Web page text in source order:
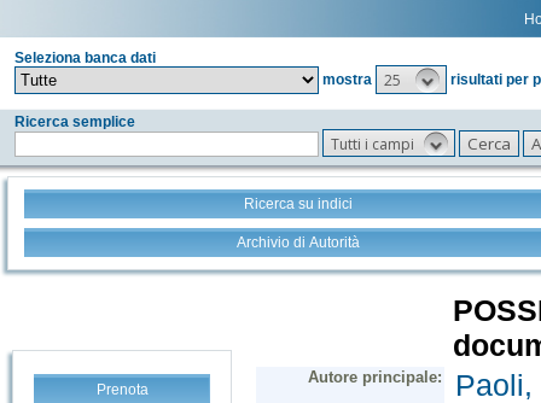
Seleziona banca dati
mostra
25 risultati per
Ricerca semplice
Tutti i campi
Ricerca su indici
Archivio di Autorità
Prenota